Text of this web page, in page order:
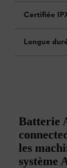
Certifiée
Longue
Batterie
les
système